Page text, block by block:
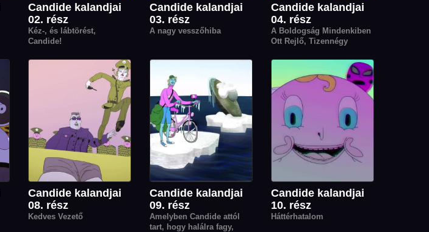
Candide kalandjai
02. rész
Kéz-, és lábtörést,
Candide!
Candide kalandjai
03. rész
A nagy vesszőhiba
Candide kalandjai
04. rész
A Boldogság Mindenkiben
Ott Rejlő, Tizennégy
Elsajátítható Receptje
Candide kalandjai
08. rész
Kedves Vezető
Candide kalandjai
09. rész
Amelyben Candide attól
tart, hogy halálra fagy,
Candide kalandjai
10. rész
Háttérhatalom